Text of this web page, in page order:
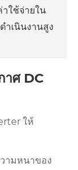
าใช้จ่ายใน
ำเนินงานสูง
าศ DC
ให้
ามหนาของ